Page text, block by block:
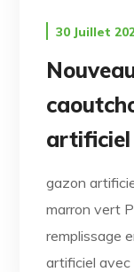
30 Juillet
artificiel
gazon
marron vert
remplissage
artificiel avec